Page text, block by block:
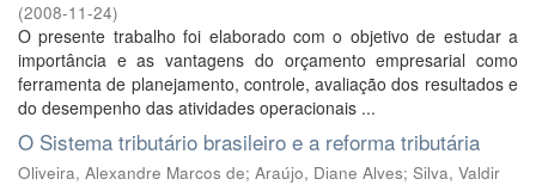
(2008-11-24)
O presente trabalho foi elaborado com o objetivo de estudar a
importância e as vantagens do orçamento empresarial como
ferramenta de planejamento, controle, avaliação dos resultados e
do desempenho das atividades operacionais ...
O Sistema tributário brasileiro e a reforma tributária
Oliveira, Alexandre Marcos de; Araújo, Diane Alves; Silva, Valdir